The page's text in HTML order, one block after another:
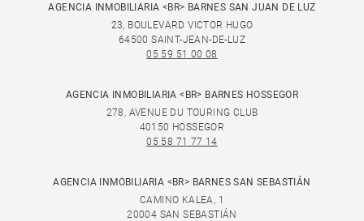
AGENCIA INMOBILIARIA <BR> BARNES SAN JUAN DE LUZ
23, BOULEVARD VICTOR HUGO
64500 SAINT-JEAN-DE-LUZ
05 59 51 00 08
AGENCIA INMOBILIARIA <BR> BARNES HOSSEGOR
278, AVENUE DU TOURING CLUB
40150 HOSSEGOR
05 58 71 77 14
AGENCIA INMOBILIARIA <BR> BARNES SAN SEBASTIÁN
CAMINO KALEA, 1
20004 SAN SEBASTIÁN